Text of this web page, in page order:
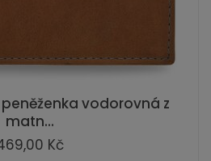
vodorovná z
matn...
Kč